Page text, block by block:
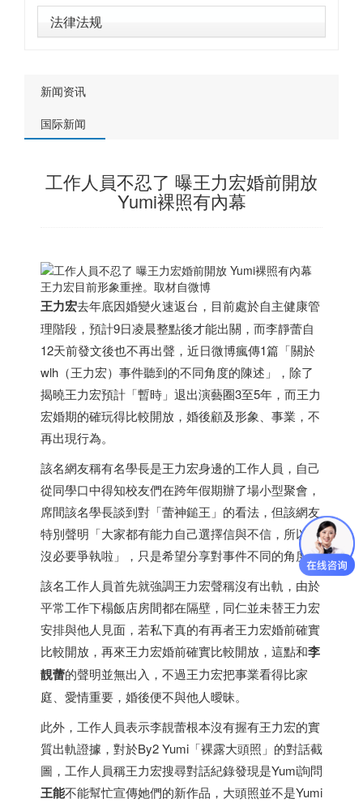
法律法规
新闻资讯
国际新闻
工作人員不忍了 曝王力宏婚前開放
Yumi裸照有內幕
王力宏目前形象重挫。取材自微博
王力宏去年底因婚變火速返台，目前處於自主健康管
理階段，預計9日凌晨整點後才能出關，而李靜蕾自
12天前發文後也不再出聲，近日微博瘋傳1篇「關於
wlh（王力宏）事件聽到的不同角度的陳述」，除了
揭曉王力宏預計「暫時」退出演藝圈3至5年，而王力
宏婚期的確玩得比較開放，婚後顧及形象、事業，不
再出現行為。
該名網友稱有名學長是王力宏身邊的工作人員，自己
從同學口中得知校友們在跨年假期辦了場小型聚會，
席間該名學長談到對「蕾神鎚王」的看法，但該網友
特別聲明「大家都有能力自己選擇信與不信，所以也
沒必要爭執啦」，只是希望分享對事件不同的角度。
該名工作人員首先就強調王力宏聲稱沒有出軌，由於
平常工作下榻飯店房間都在隔壁，同仁並未替王力宏
安排與他人見面，若私下真的有再者王力宏婚前確實
比較開放，再來王力宏婚前確實比較開放，這點和李
靚蕾的聲明並無出入，不過王力宏把事業看得比家
庭、愛情重要，婚後便不與他人曖昧。
此外，工作人員表示李靚蕾根本沒有握有王力宏的實
質出軌證據，對於By2 Yumi「裸露大頭照」的對話截
圖，工作人員稱王力宏搜尋對話紀錄發現是Yumi詢問
王能不能幫忙宣傳她們的新作品，大頭照並不是Yumi